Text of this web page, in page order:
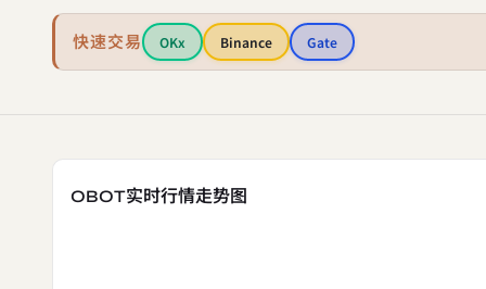
快速交易 OKx Binance Gate
OBOT实时行情走势图